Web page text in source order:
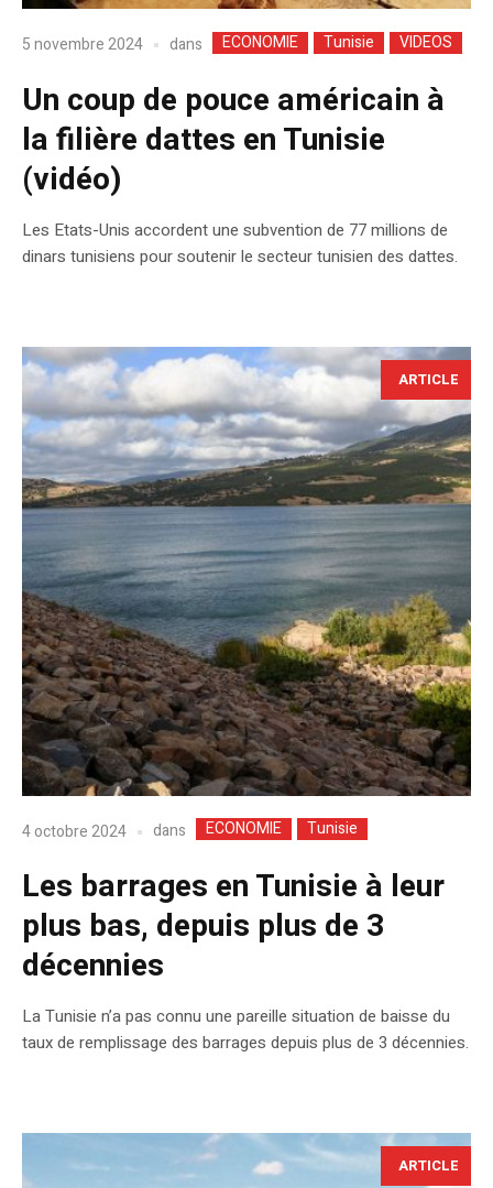
5 novembre 2024 dans ECONOMIE Tunisie VIDEOS
Un coup de pouce américain à
la filière dattes en Tunisie
(vidéo)
Les Etats-Unis accordent une subvention de 77 millions de
dinars tunisiens pour soutenir le secteur tunisien des dattes.
ARTICLE
4 octobre 2024 dans ECONOMIE Tunisie
Les barrages en Tunisie à leur
plus bas, depuis plus de 3
décennies
La Tunisie n’a pas connu une pareille situation de baisse du
taux de remplissage des barrages depuis plus de 3 décennies.
ARTICLE